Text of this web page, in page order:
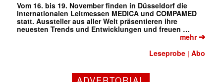
Vom 16. bis 19. November finden in Düsseldorf die
internationalen Leitmessen MEDICA und COMPAMED
statt. Aussteller aus aller Welt präsentieren ihre
neuesten Trends und Entwicklungen und freuen …
mehr➔
Leseprobe |Abo